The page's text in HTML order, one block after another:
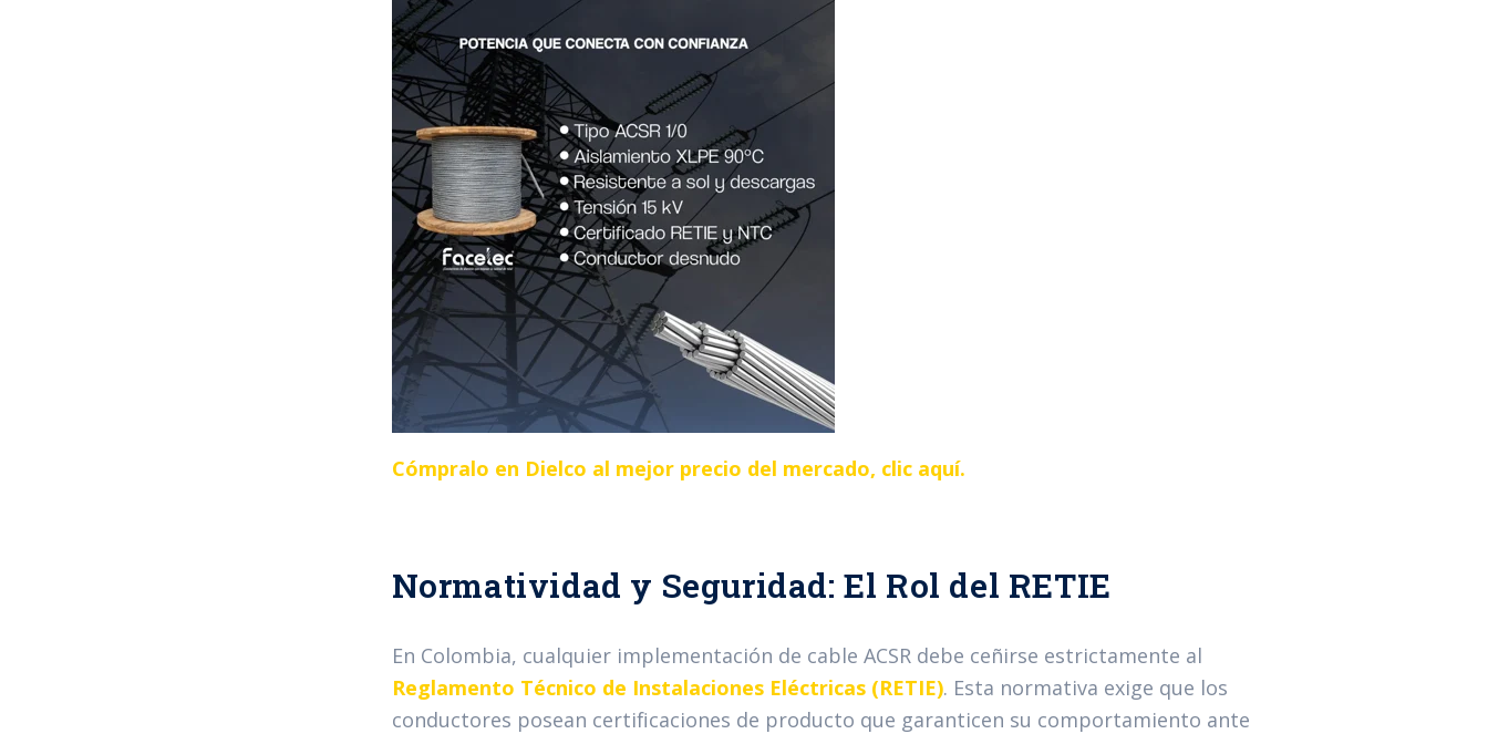
Cómpralo en Dielco al mejor precio del mercado, clic aquí.
Normatividad y Seguridad: El Rol del RETIE
En Colombia, cualquier implementación de cable ACSR debe ceñirse estrictamente al
Reglamento Técnico de Instalaciones Eléctricas (RETIE). Esta normativa exige que los
conductores posean certificaciones de producto que garanticen su comportamiento ante